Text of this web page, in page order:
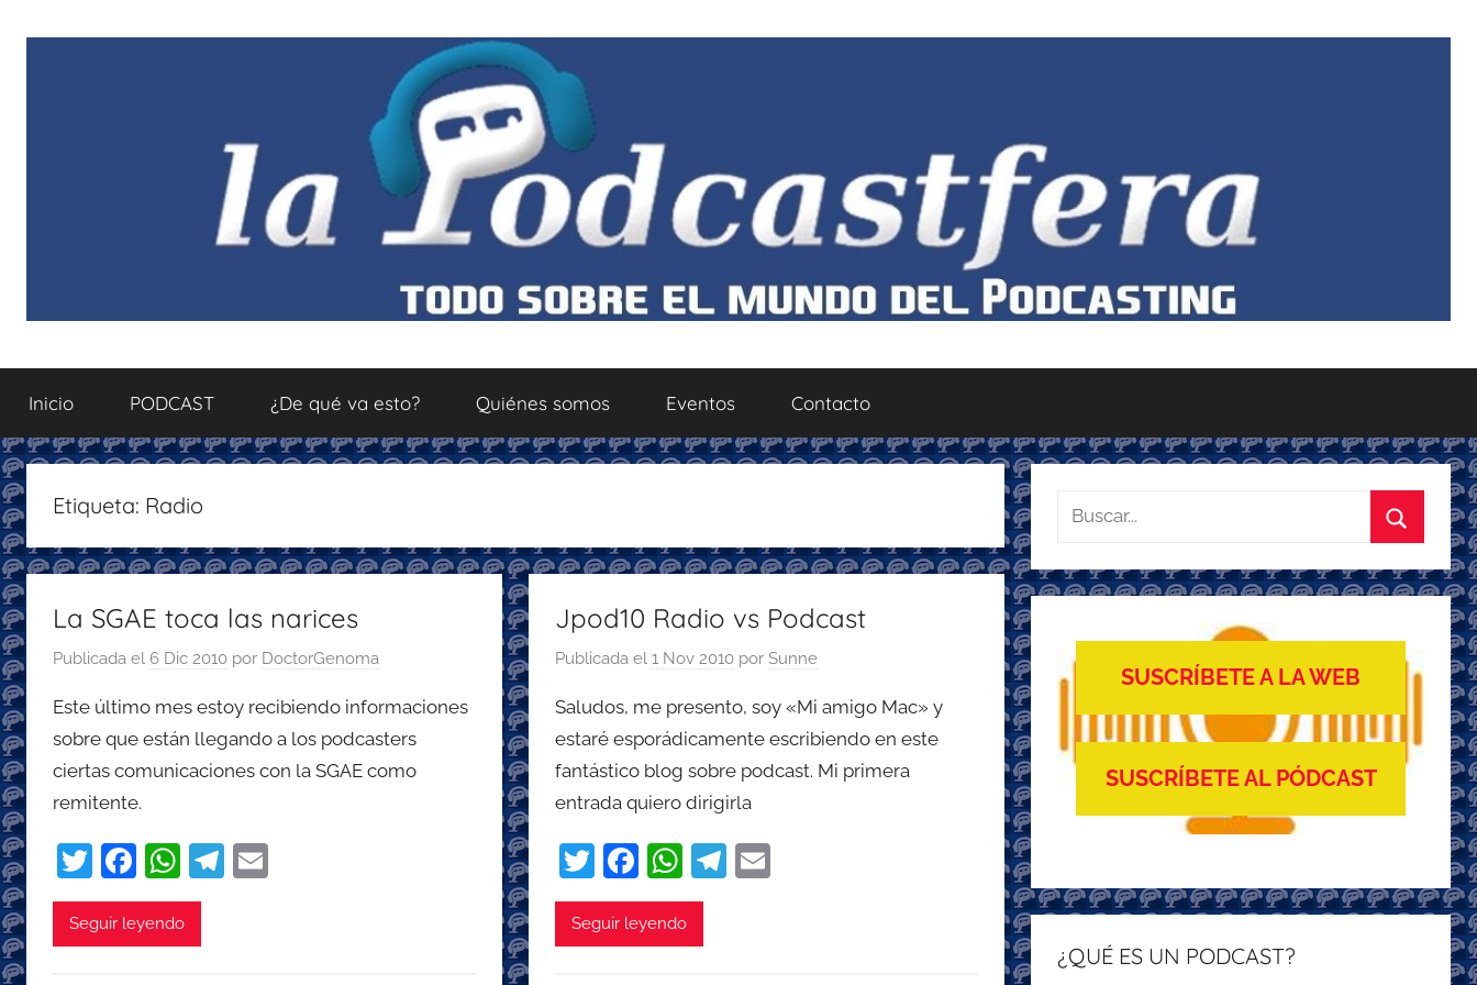
La
Podcastfera
sobre
el
del
con
recomendaciones
para
Inicio PODCAST ¿De qué va esto? Quiénes somos Eventos Contacto
Etiqueta: Radio
La SGAE toca las narices
Publicada el 6 Dic 2010 por DoctorGenoma
Este último mes estoy recibiendo informaciones
sobre que están llegando a los podcasters
ciertas comunicaciones con la SGAE como
remitente.
T
w
itt
F
a
c
W
h
at
T
Seguir leyendo
Jpod10 Radio vs Podcast
Publicada el1 Nov 2010 porSunne
Saludos, me presento, soy «Mi amigo Mac» y
estaré esporádicamente escribiendo en este
fantástico blog sobre podcast. Mi primera
entrada quiero dirigirla
T
w
itt
F
a
c
W
h
at
T
Seguir leyendo
Buscar:
Buscar
SUSCRÍBETE A LA WEB
SUSCRÍBETE AL PÓDCAST
¿QUÉ ES UN PODCAST?